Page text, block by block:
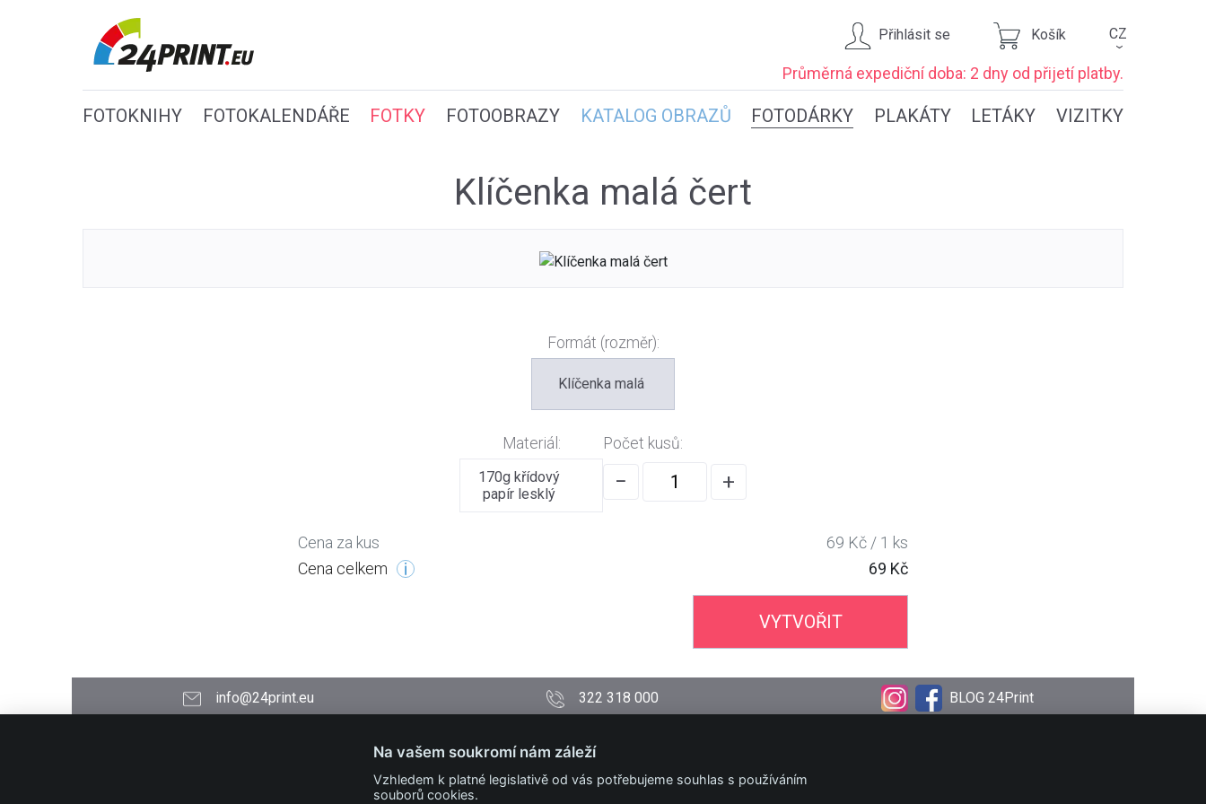
Přihlásit se Košík CZ
›
Průměrná expedičnídoba: 2 dny od přijetí platby.
FOTOKNIHY FOTOKALENDÁŘE FOTKY FOTOOBRAZY KATALOG OBRAZŮ FOTODÁRKY PLAKÁTY LETÁKY VIZITKY
Klíčenka malá čert
Formát (rozměr):
Klíčenka malá
Materiál:
170g křídový
papír lesklý
Počet kusů:
− +
Cena za kus
69 Kč / 1 ks
Cena celkem
69 Kč
VYTVOŘIT
info@24print.eu 322 318 000 BLOG 24Print
PODMÍNKY
Technické podmínky
Na vašem soukromí nám záleží
Vzhledem k platné legislativě od vás potřebujeme souhlas s používáním
souborů cookies.